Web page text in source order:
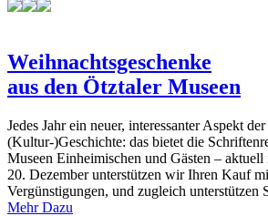
Weihnachtsgeschenke
aus den Ötztaler Museen
Jedes Jahr ein neuer, interessanter Aspekt
(Kultur-)Geschichte: das bietet die
Museen Einheimischen und Gästen –
20. Dezember unterstützen wir Ihren Kauf
Vergünstigungen, und zugleich unterstützen
Mehr Dazu